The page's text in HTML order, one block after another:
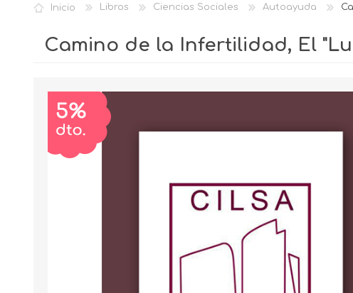
Inicio Libros Ciencias Sociales Autoayuda
Camino de la Infertilidad, El